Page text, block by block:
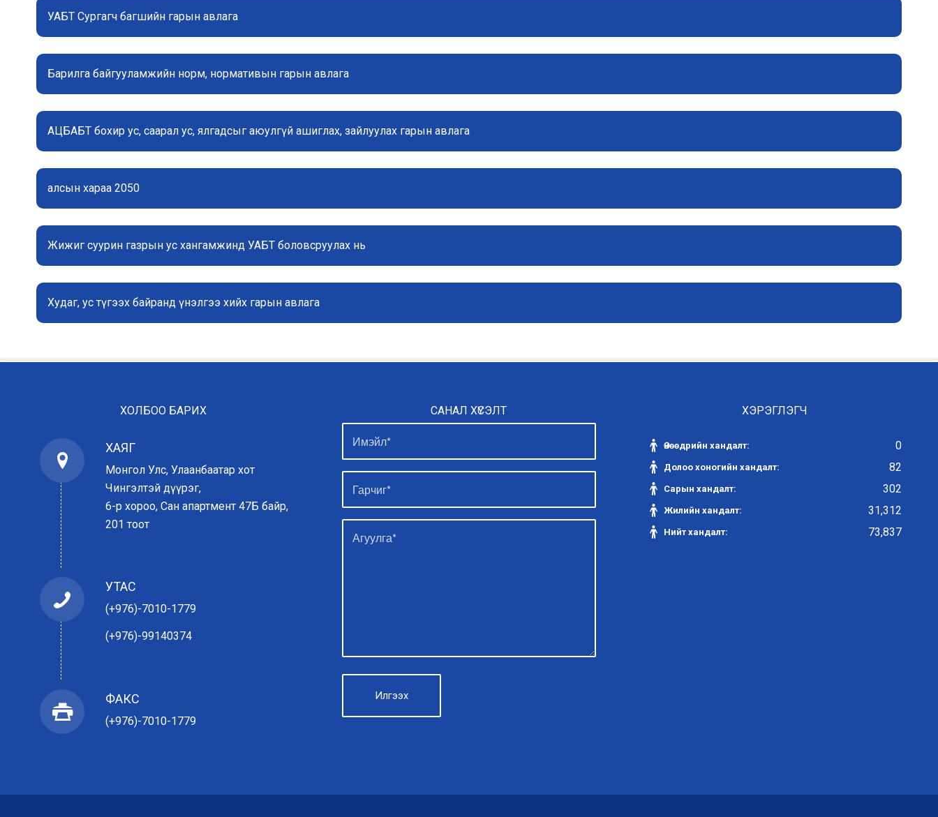
УАБТ Сургагч багшийн гарын авлага
Барилга байгууламжийн норм, нормативын гарын авлага
АЦБАБТ бохир ус, саарал ус, ялгадсыг аюулгүй ашиглах, зайлуулах гарын авлага
алсын хараа 2050
Жижиг суурин газрын ус хангамжинд УАБТ боловсруулах нь
Худаг, ус түгээх байранд үнэлгээ хийх гарын авлага
ХОЛБОО БАРИХ
ХАЯГ
Монгол Улс, Улаанбаатар хот
Чингэлтэй дүүрэг,
6-р хороо, Сан апартмент 47Б байр,
201 тоот
УТАС
(+976)-7010-1779
(+976)-99140374
ФАКС
(+976)-7010-1779
САНАЛ ХҮСЭЛТ ХЭРЭГЛЭГЧ
Өнөөдрийн хандалт: 0
Долоо хоногийн хандалт: 82
Сарын хандалт: 302
Жилийн хандалт: 31,312
Нийт хандалт: 73,837